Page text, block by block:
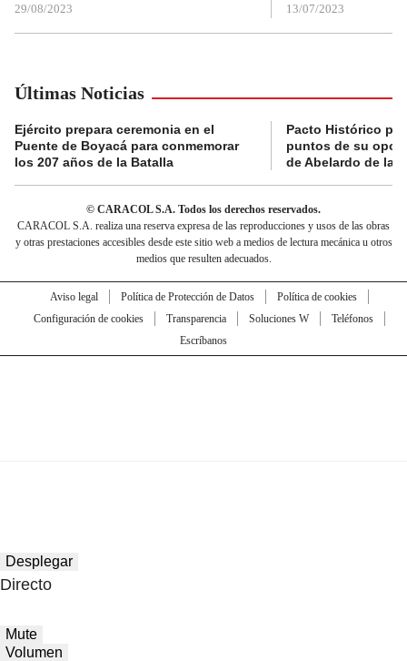
29/08/2023 13/07/2023
Últimas Noticias
Ejército prepara ceremonia en el
Puente de Boyacá para conmemorar
los 207 años de la Batalla
Pacto Histórico
puntos de su
de Abelardo de la
© CARACOL S.A. Todos los derechos reservados.
CARACOL S.A. realiza una reserva expresa de las reproducciones y usos de las obras
y otras prestaciones accesibles desde este sitio web a medios de lectura mecánica u otros
medios que resulten adecuados.
Aviso legal Política de Protección de Datos
Política de cookies
Configuración de cookies
Transparencia Soluciones W
Teléfonos
Escríbanos
Desplegar
Directo
Mute
Volumen